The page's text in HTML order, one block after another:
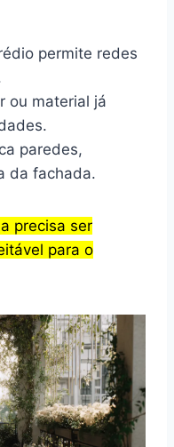
permite redes
ou material já
paredes,
da fachada.
precisa ser
para o